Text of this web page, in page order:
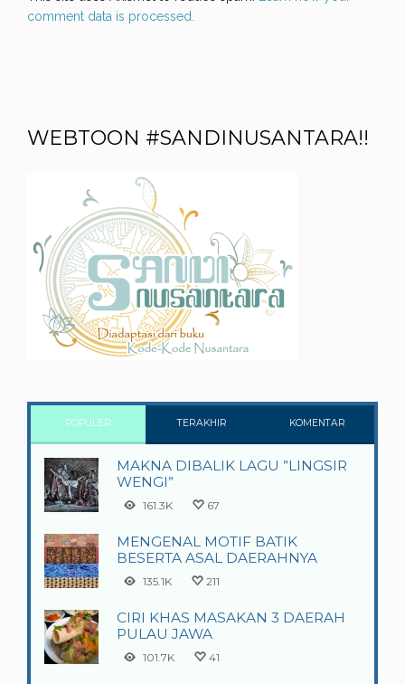
comment data is processed.
WEBTOON #SANDINUSANTARA!!
POPULER TERAKHIR KOMENTAR
MAKNA DIBALIK LAGU ”LINGSIR
WENGI”
161.3K 67
MENGENAL MOTIF BATIK
BESERTA ASAL DAERAHNYA
135.1K 211
CIRI KHAS MASAKAN 3 DAERAH
PULAU JAWA
101.7K 41